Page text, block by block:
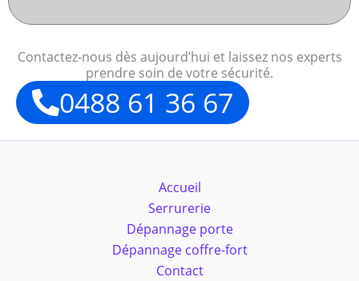
Contactez-nous dès aujourd’hui et laissez nos experts
prendre soin de votre sécurité.
0488 61 36 67
Accueil
Serrurerie
Dépannage porte
Dépannage coffre-fort
Contact